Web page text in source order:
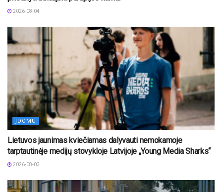
2026-08-04
ĮDOMU
Lietuvos jaunimas kviečiamas dalyvauti nemokamoje
tarptautinėje medijų stovykloje Latvijoje „Young Media Sharks“
2026-08-03